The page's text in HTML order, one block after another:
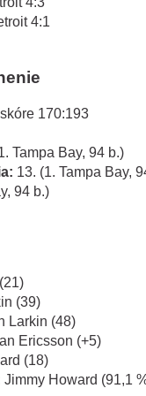
4:1
170:193
Tampa Bay, 94 b.)
13. (1. Tampa Bay,
94 b.)
(39)
Larkin (48)
Ericsson (+5)
(18)
Jimmy Howard (91,1